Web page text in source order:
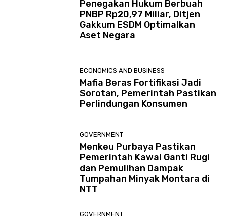
Penegakan Hukum Berbuah
PNBP Rp20,97 Miliar, Ditjen
Gakkum ESDM Optimalkan
Aset Negara
ECONOMICS AND BUSINESS
Mafia Beras Fortifikasi Jadi
Sorotan, Pemerintah Pastikan
Perlindungan Konsumen
GOVERNMENT
Menkeu Purbaya Pastikan
Pemerintah Kawal Ganti Rugi
dan Pemulihan Dampak
Tumpahan Minyak Montara di
NTT
GOVERNMENT